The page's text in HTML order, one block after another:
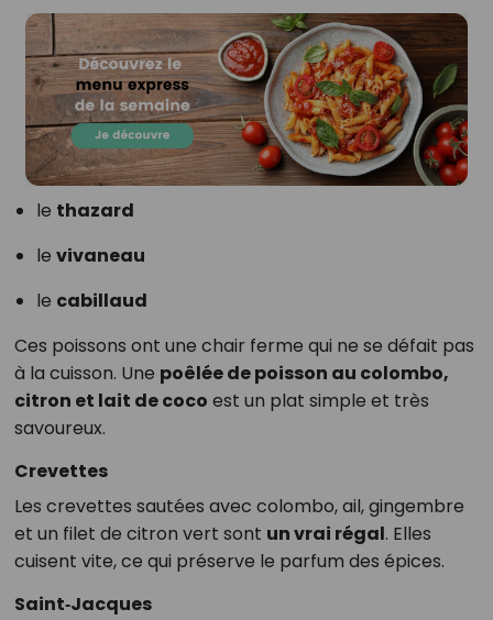
le thazard
le vivaneau
le cabillaud
Ces poissons ont une chair ferme qui ne se défait pas
à la cuisson. Une poêlée de poisson au colombo,
citron et lait de coco est un plat simple et très
savoureux.
Crevettes
Les crevettes sautées avec colombo, ail, gingembre
et un filet de citron vert sont un vrai régal. Elles
cuisent vite, ce qui préserve le parfum des épices.
Saint‑Jacques